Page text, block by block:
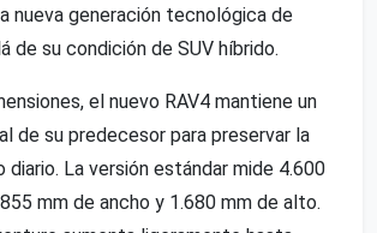
nueva generación tecnológica de
de su condición de SUV híbrido.
el nuevo RAV4 mantiene un
de su predecesor para preservar la
diario. La versión estándar mide 4.600
mm de ancho y 1.680 mm de alto.